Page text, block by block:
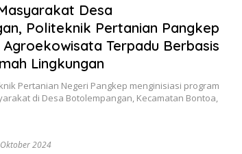
Desa
Politeknik Pertanian Pangkep
Terpadu Berbasis
Lingkungan
Pertanian Negeri Pangkep menginisiasi program
di Desa Botolempangan, Kecamatan Bontoa,
2024